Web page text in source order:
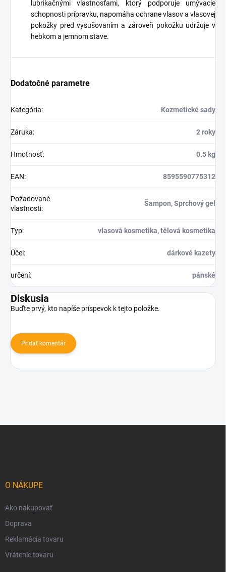
lubrikačnými vlastnosťami, ktorý podporuje umývacie
schopnosti prípravku, napomáha ochrane vlasov a vlasovej
pokožky pred vysušovaním a zároveň pokožku udržuje v
hebkom a jemnom stave.
Dodatočné parametre
Kategória: Kozmetické sady
Záruka: 2 roky
Hmotnosť: 0.5 kg
EAN: 8595590775312
Požadované
vlastnosti:
Šampon, Sprchový gel
Typ: vlasová kosmetika, tělová kosmetika
Účel : dárkové kazety
určení: pánské
Diskusia
Buďte prvý, kto napíše príspevok k tejto položke.
Pridať komentár
O NÁKUPE
Ako nakupovať
Doprava
Reklamácia tovaru
Vrátenie tovaru